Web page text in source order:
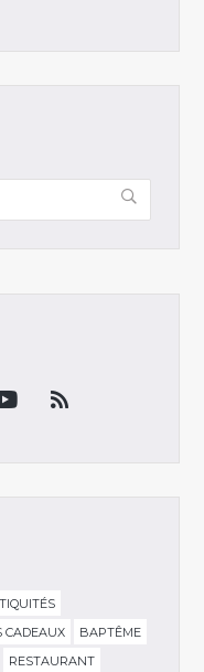
CADEAUX
BAPTÊME
RESTAURANT